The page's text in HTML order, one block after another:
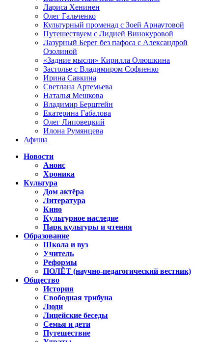
Лариса Хенинен
Олег Гальченко
Культурный променад с Зоей Арнаутовой
Путешествуем с Лидией Винокуровой
Лазурный Берег без пафоса с Александрой
Озолиной
«Задние мысли» Кирилла Олюшкина
Застолье с Владимиром Софиенко
Ирина Савкина
Светлана Артемьева
Наталья Мешкова
Владимир Берштейн
Екатерина Габалова
Олег Липовецкий
Илона Румянцева
Афиша
Новости
Анонс
Хроника
Культура
Дом актёра
Литература
Кино
Культурное наследие
Парк культуры и чтения
Образование
Школа и вуз
Учитель
Реформы
ПОЛЁТ (научно-педагогический вестник)
Общество
История
Свободная трибуна
Люди
Лицейские беседы
Семья и дети
Путешествие